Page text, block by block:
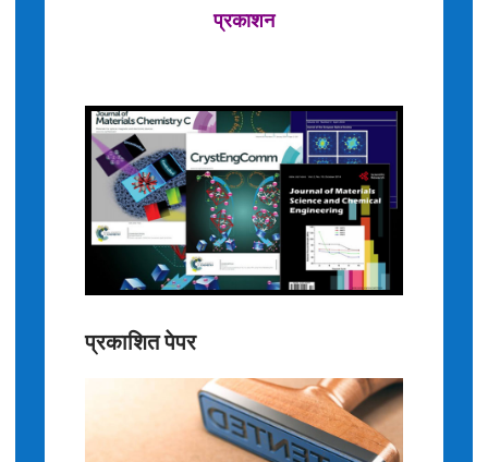
प्रकाशन
प्रकाशित पेपर